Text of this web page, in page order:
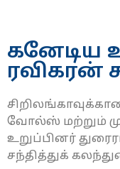
கனேடிய
ரவிகரன்
வோல்ஸ் மற்றும்
உறுப்பினர்
சந்தித்துக்